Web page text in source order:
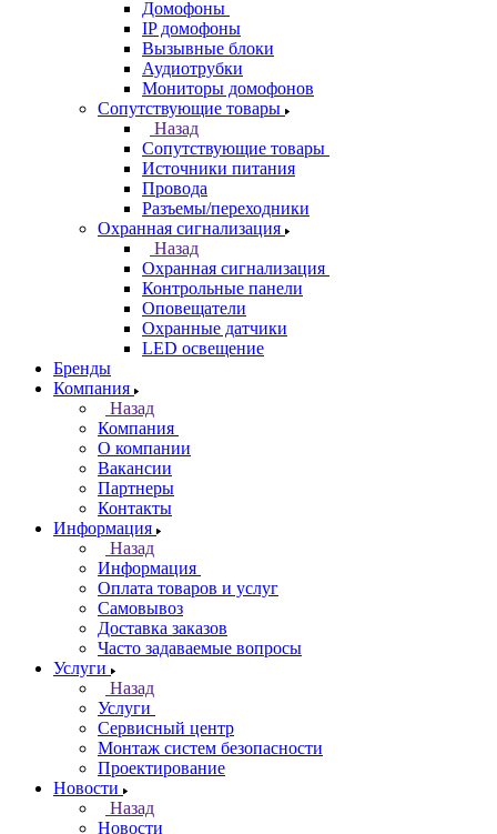
Домофоны
IP домофоны
Вызывные блоки
Аудиотрубки
Мониторы домофонов
Сопутствующие товары
Назад
Сопутствующие товары
Источники питания
Провода
Разъемы/переходники
Охранная сигнализация
Назад
Охранная сигнализация
Контрольные панели
Оповещатели
Охранные датчики
LED освещение
Бренды
Компания
Назад
Компания
О компании
Вакансии
Партнеры
Контакты
Информация
Назад
Информация
Оплата товаров и услуг
Самовывоз
Доставка заказов
Часто задаваемые вопросы
Услуги
Назад
Услуги
Сервисный центр
Монтаж систем безопасности
Проектирование
Новости
Назад
Новости